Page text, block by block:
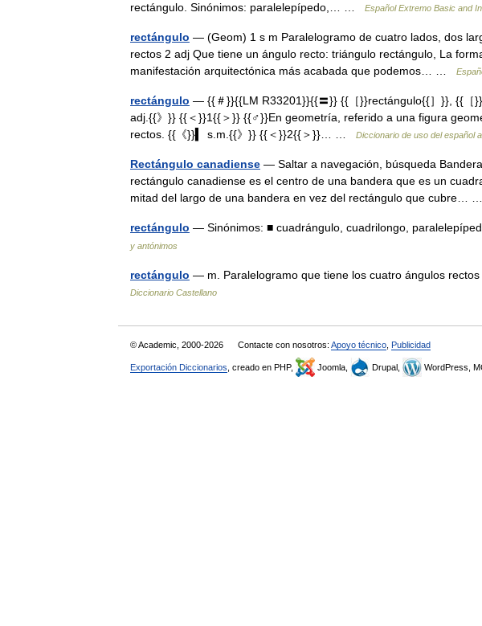
rectángulo. Sinónimos: paralelepípedo,… …
Español Extremo Basic and
rectángulo — (Geom) 1 s m Paralelogramo de cuatro lados, dos
rectos 2 adj Que tiene un ángulo recto: triángulo rectángulo, La
manifestación arquitectónica más acabada que podemos… …
rectángulo — {{＃}}{{LM R33201}}{{〓}} {{［}}rectángulo{{］}}, {{［
adj.{{》}} {{＜}}1{{＞}} {{♂}}En geometría, referido a una figura
rectos. {{《}}▍ s.m.{{》}} {{＜}}2{{＞}}… …
Diccionario de uso del español
Rectángulo canadiense — Saltar a navegación, búsqueda
rectángulo canadiense es el centro de una bandera que es un
mitad del largo de una bandera en vez del rectángulo que cubre…
rectángulo — Sinónimos: ■ cuadrángulo, cuadrilongo,
y antónimos
rectángulo — m. Paralelogramo que tiene los cuatro ángulos
Diccionario Castellano
© Academic, 2000-2026 Contacte con nosotros: Apoyo técnico Publicidad
Exportación Diccionarios , creado en PHP, Joomla, Drupal, WordPress,